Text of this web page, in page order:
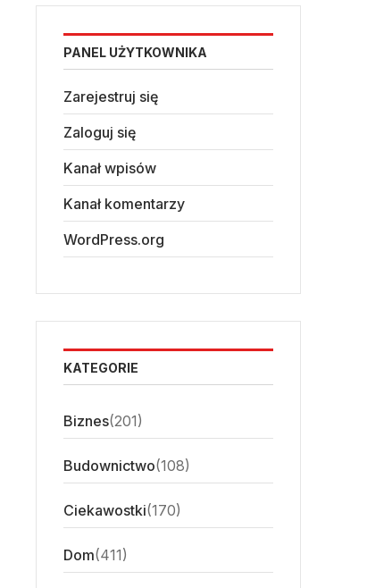
PANEL UŻYTKOWNIKA
Zarejestruj się
Zaloguj się
Kanał wpisów
Kanał komentarzy
WordPress.org
KATEGORIE
Biznes(201)
Budownictwo(108)
Ciekawostki(170)
Dom(411)